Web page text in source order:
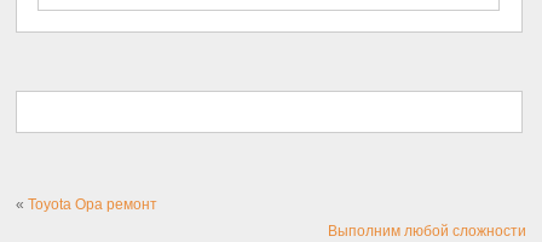
«Toyota Opa ремонт
Выполним любой сложности